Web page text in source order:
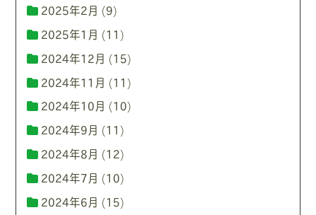
2025年2月 (9)
2025年1月 (11)
2024年12月 (15)
2024年11月 (11)
2024年10月 (10)
2024年9月 (11)
2024年8月 (12)
2024年7月 (10)
2024年6月 (15)